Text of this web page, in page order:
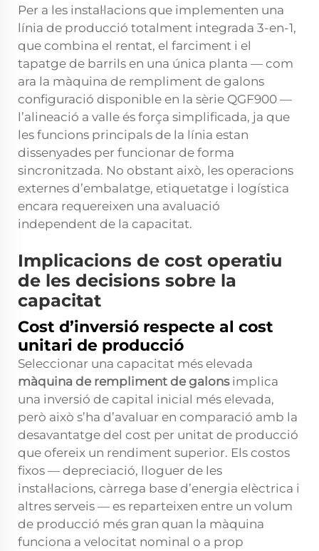
Per a les instal·lacions que implementen una
línia de producció totalment integrada 3-en-1,
que combina el rentat, el farciment i el
tapatge de barrils en una única planta — com
ara la màquina de rempliment de galons
configuració disponible en la sèrie QGF900 —
l’alineació a valle és força simplificada, ja que
les funcions principals de la línia estan
dissenyades per funcionar de forma
sincronitzada. No obstant això, les operacions
externes d’embalatge, etiquetatge i logística
encara requereixen una avaluació
independent de la capacitat.
Implicacions de cost operatiu
de les decisions sobre la
capacitat
Cost d’inversió respecte al cost
unitari de producció
Seleccionar una capacitat més elevada
màquina de rempliment de galons implica
una inversió de capital inicial més elevada,
però això s’ha d’avaluar en comparació amb la
desavantatge del cost per unitat de producció
que ofereix un rendiment superior. Els costos
fixos — depreciació, lloguer de les
instal·lacions, càrrega base d’energia elèctrica i
altres serveis — es reparteixen entre un volum
de producció més gran quan la màquina
funciona a velocitat nominal o a prop